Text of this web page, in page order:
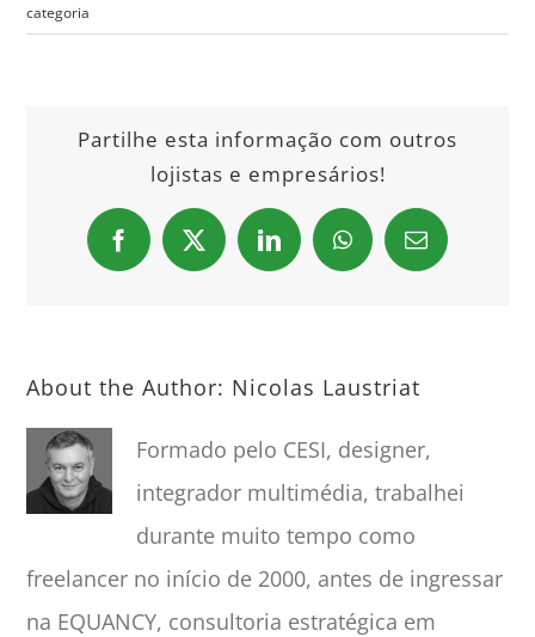
categoria
Partilhe esta informação com outros
lojistas e empresários!
Facebook
X LinkedInWhatsAppEmail
About the Author: Nicolas Laustriat
Formado pelo CESI, designer,
integrador multimédia, trabalhei
durante muito tempo como
freelancer no início de 2000, antes de ingressar
na EQUANCY, consultoria estratégica em